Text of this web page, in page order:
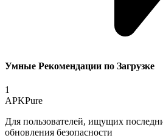
Умные Рекомендации по Загрузке
1
APKPure
Для пользователей, ищущих
обновления безопасности